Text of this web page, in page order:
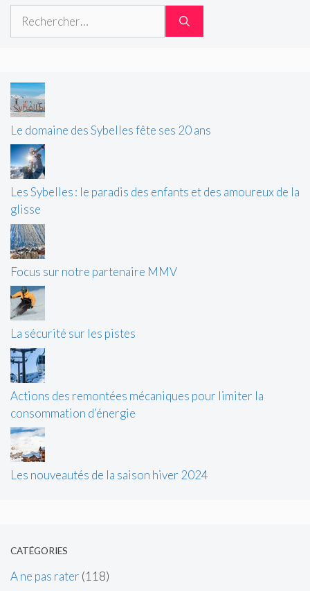
Le domaine des Sybelles fête ses 20 ans
Les Sybelles : le paradis des enfants et des amoureux de la
glisse
Focus sur notre partenaire MMV
La sécurité sur les pistes
Actions des remontées mécaniques pour limiter la
consommation d’énergie
Les nouveautés de la saison hiver 2024
CATÉGORIES
A ne pas rater (118)